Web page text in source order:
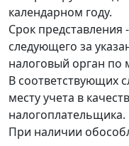
календарном году.
Срок представления
следующего за
налоговый орган по
В соответствующих
месту учета в
налогоплательщика.
При наличии